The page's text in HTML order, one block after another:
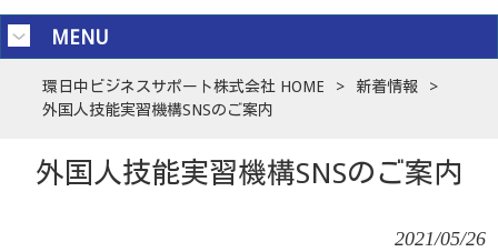
MENU
環日中ビジネスサポート株式会社 HOME > 新着情報
>
外国人技能実習機構SNSのご案内
外国人技能実習機構SNSのご案内
2021/05/26